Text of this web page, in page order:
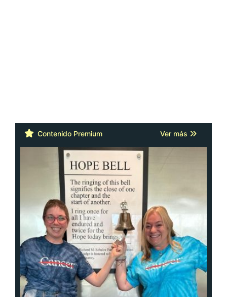
Contenido Premium Ver más